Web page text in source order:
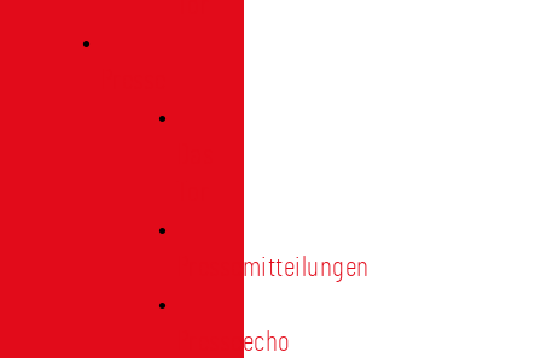
Pressemitteilungen
Presseecho